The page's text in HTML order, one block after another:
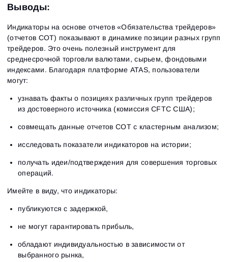
Выводы:
Индикаторы на основе отчетов «Обязательства трейдеров»
(отчетов COT) показывают в динамике позиции разных групп
трейдеров. Это очень полезный инструмент для
среднесрочной торговли валютами, сырьем, фондовыми
индексами. Благодаря платформе ATAS, пользователи
могут:
узнавать факты о позициях различных групп трейдеров
из достоверного источника (комиссия CFTC США);
совмещать данные отчетов СОТ с кластерным анализом;
исследовать показатели индикаторов на истории;
получать идеи/подтверждения для совершения торговых
операций.
Имейте в виду, что индикаторы:
публикуются с задержкой,
не могут гарантировать прибыль,
обладают индивидуальностью в зависимости от
выбранного рынка,